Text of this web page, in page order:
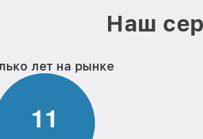
Наш
лет на рынке
11